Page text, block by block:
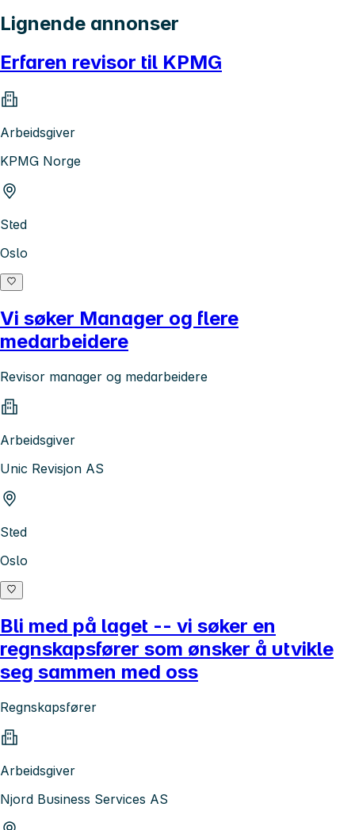
Lignende annonser
Erfaren revisor til KPMG
Arbeidsgiver
KPMG Norge
Sted
Oslo
Vi søker Manager og flere
medarbeidere
Revisor manager og medarbeidere
Arbeidsgiver
Unic Revisjon AS
Sted
Oslo
Bli med på laget -- vi søker en
regnskapsfører som ønsker å utvikle
seg sammen med oss
Regnskapsfører
Arbeidsgiver
Njord Business Services AS